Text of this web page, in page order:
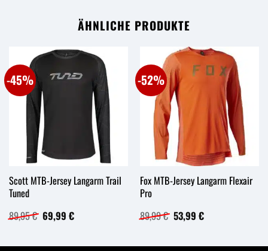
ÄHNLICHE PRODUKTE
-45%
Scott MTB-Jersey Langarm Trail
Tuned
89,95€ Ursprünglicher
Preis
89,95 €
69,99 €Aktueller
Preis
69,99 €.
-52%
Fox MTB-Jersey Langarm Flexair
Pro
89,99€ Ursprünglicher
Preis
89,99 €
53,99 €Aktueller
Preis
53,99 €.